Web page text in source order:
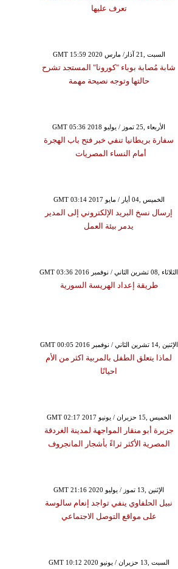
تعرف عليها
GMT 15:59 2020 السبت ,21 آذار/ مارس
شابة مُصابة بوباء "كورونا" المستجد تشرح
حالتها وتوجه نصيحة مهمة
GMT 05:36 2018 الأربعاء ,25 تموز / يوليو
سفارة بريطانيا تنفي خبر فتح باب الهجرة
أمام النساء المصريات
GMT 03:14 2017 الخميس ,04 أيار / مايو
إرسال نسخ البريد الإلكتروني إلى المدير
يدمر بيئة العمل
GMT 03:36 2016 الثلاثاء ,08 تشرين الثاني / نوفمبر
طريقة إعداد الهريسة السورية
GMT 00:05 2016 الإثنين ,14 تشرين الثاني / نوفمبر
لماذا يتعلق الطفل بالمربية اكثر من الأم
احيانًا
GMT 02:17 2017 الخميس ,15 حزيران / يونيو
جزيرة أبو منقار المواجهة لمدينة الغردقة
المصرية الأكثر ثراءً بأشجار المانجروف
GMT 21:16 2020 الإثنين ,13 تموز / يوليو
نبيل الحلفاوي ينفي تواجد إنعام سالوسة
على مواقع التوصل الاجتماعي
GMT 10:12 2020 السبت ,13 حزيران / يونيو